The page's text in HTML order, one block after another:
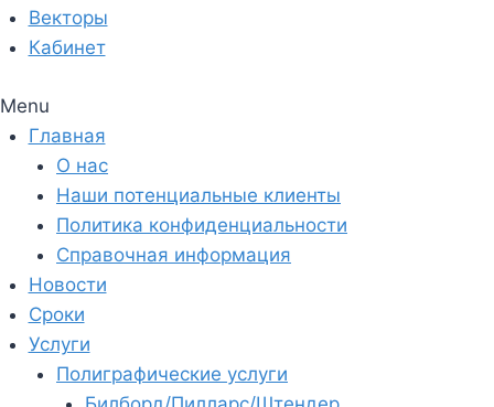
Векторы
Кабинет
Menu
Главная
О нас
Наши потенциальные клиенты
Политика конфиденциальности
Справочная информация
Новости
Сроки
Услуги
Полиграфические услуги